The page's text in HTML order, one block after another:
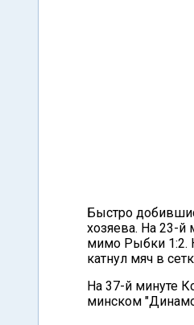
Быстро
хозяева. На 23-й
мимо Рыбки 1:2.
катнул мяч в
На 37-й минуте
минском